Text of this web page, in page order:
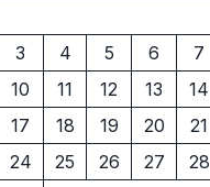
3
4 5 6 7
10
11 12 13 14
17
18 19 20 21
24
25 26 27 28